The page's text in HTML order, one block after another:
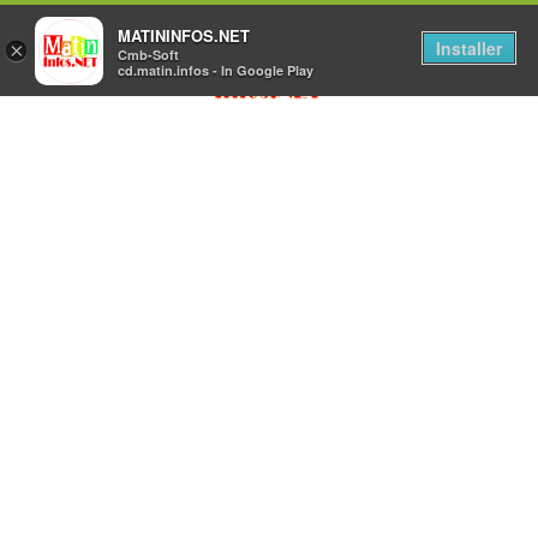
×
MATININFOS.NET
Cmb-Soft
cd.matin.infos - In Google Play
Installer